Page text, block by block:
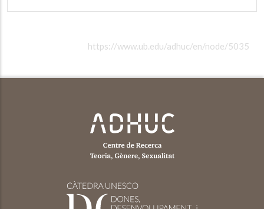
https://www.ub.edu/adhuc/en/node/5035